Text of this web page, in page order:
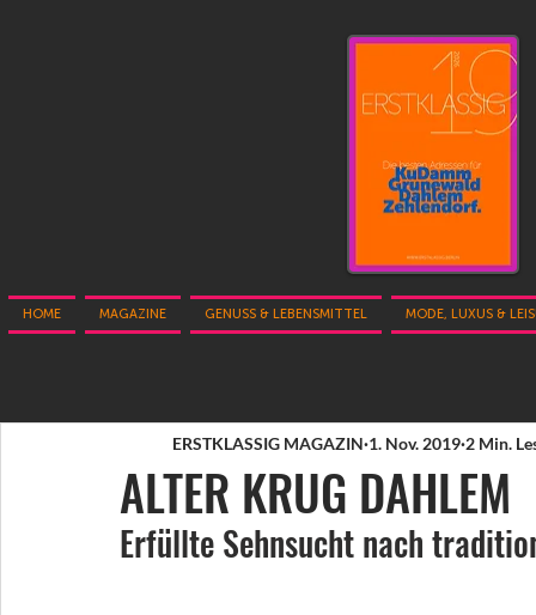
HOME MAGAZINE GENUSS & LEBENSMITTEL MODE, LUXUS &
ALTER KRUG DAHLEM
ERSTKLASSIG MAGAZIN 1. Nov. 2019 2 Min.
Erfüllte Sehnsucht nach